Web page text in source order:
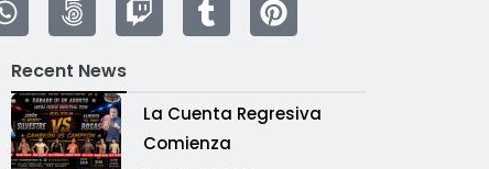
Recent News
La Cuenta Regresiva
Comienza